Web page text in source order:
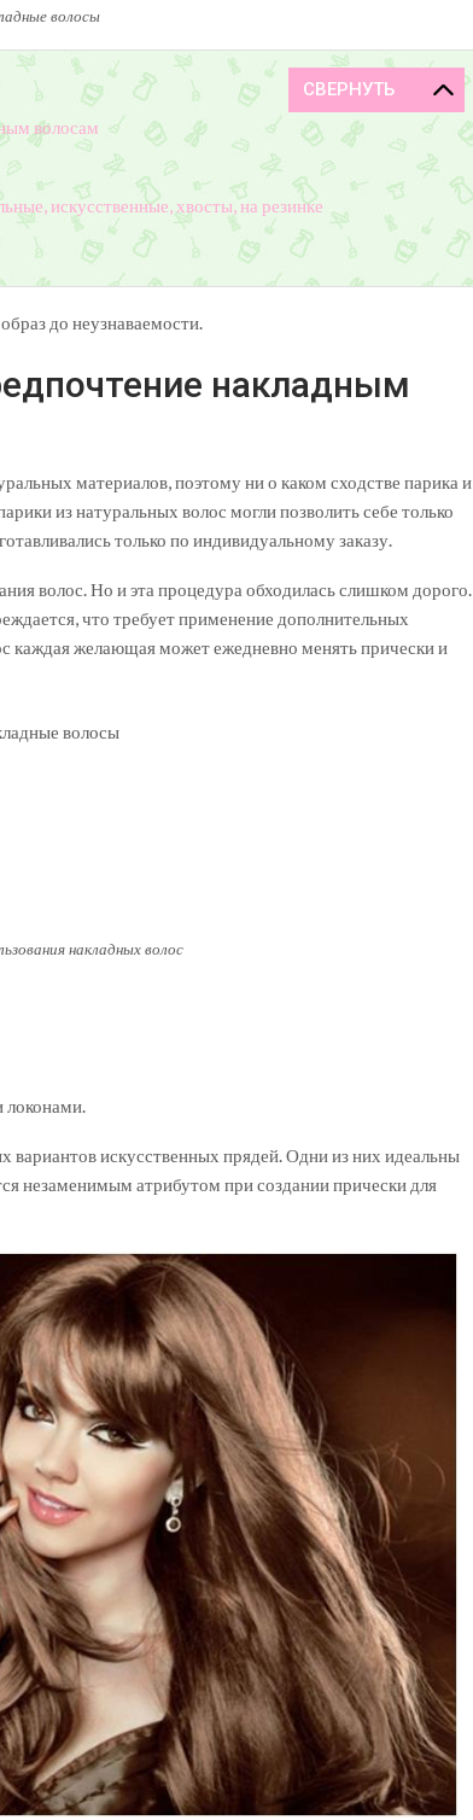
волосы
волосам
искусственные, хвосты, на резинке
до неузнаваемости.
накладным
материалов, поэтому ни о каком сходстве парика и
из натуральных волос могли позволить себе только
только по индивидуальному заказу.
волос. Но и эта процедура обходилась слишком дорого.
что требует применение дополнительных
каждая желающая может ежедневно менять прически и
накладных волос
локонами.
вариантов искусственных прядей. Одни из них идеальны
незаменимым атрибутом при создании прически для